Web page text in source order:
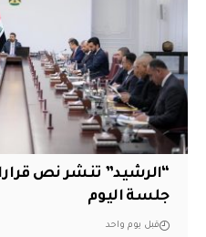
“الرشيد” تنشر نص
جلسة اليوم
قبل يوم واحد